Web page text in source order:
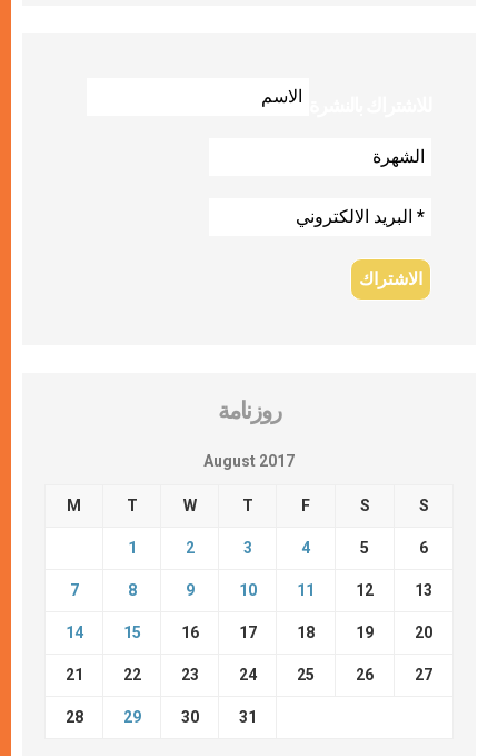
روزنامة
August 2017
M T W T F S S
1 2 3 4 5 6
7 8 9 10 11 12 13
14 15 16 17 18 19 20
21 22 23 24 25 26 27
28 29 30 31